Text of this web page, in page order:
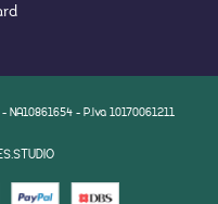
- NA10861654 - P.Iva 10170061211